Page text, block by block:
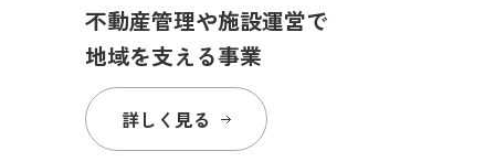
不動産管理や施設運営で
地域を支える事業
詳しく見る